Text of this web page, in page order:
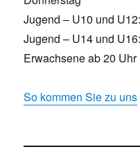
Jugend – U10 und
Jugend – U14 und
Erwachsene ab 20 Uhr
So kommen Sie zu uns